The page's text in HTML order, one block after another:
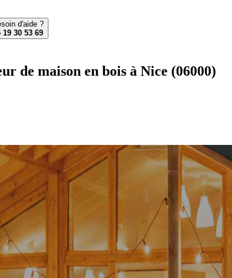
d'aide ?
19 30 53 69
de maison en bois à Nice (06000)